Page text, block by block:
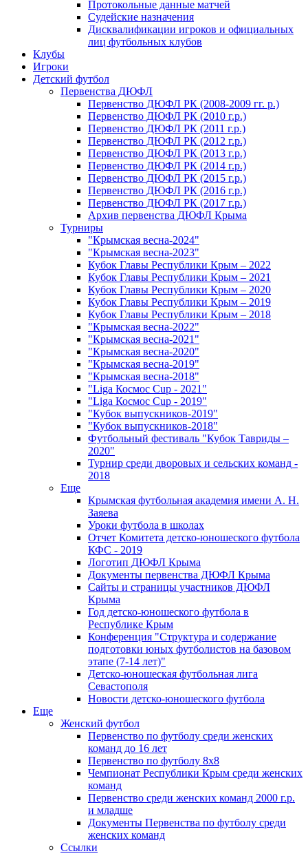
Протокольные данные матчей
Судейские назначения
Дисквалификации игроков и официальных
лиц футбольных клубов
Клубы
Игроки
Детский футбол
Первенства ДЮФЛ
Первенство ДЮФЛ РК (2008-2009 гг. р.)
Первенство ДЮФЛ РК (2010 г.р.)
Первенство ДЮФЛ РК (2011 г.р.)
Первенство ДЮФЛ РК (2012 г.р.)
Первенство ДЮФЛ РК (2013 г.р.)
Первенство ДЮФЛ РК (2014 г.р.)
Первенство ДЮФЛ РК (2015 г.р.)
Первенство ДЮФЛ РК (2016 г.р.)
Первенство ДЮФЛ РК (2017 г.р.)
Архив первенства ДЮФЛ Крыма
Турниры
"Крымская весна-2024"
"Крымская весна-2023"
Кубок Главы Республики Крым – 2022
Кубок Главы Республики Крым – 2021
Кубок Главы Республики Крым – 2020
Кубок Главы Республики Крым – 2019
Кубок Главы Республики Крым – 2018
"Крымская весна-2022"
"Крымская весна-2021"
"Крымская весна-2020"
"Крымская весна-2019"
"Крымская весна-2018"
"Liga Космос Cup - 2021"
"Liga Космос Cup - 2019"
"Кубок выпускников-2019"
"Кубок выпускников-2018"
Футбольный фестиваль "Кубок Тавриды –
2020"
Турнир среди дворовых и сельских команд -
2018
Еще
Крымская футбольная академия имени А. Н.
Заяева
Уроки футбола в школах
Отчет Комитета детско-юношеского футбола
КФС - 2019
Логотип ДЮФЛ Крыма
Документы первенства ДЮФЛ Крыма
Сайты и страницы участников ДЮФЛ
Крыма
Год детско-юношеского футбола в
Республике Крым
Конференция "Структура и содержание
подготовки юных футболистов на базовом
этапе (7-14 лет)"
Детско-юношеская футбольная лига
Севастополя
Новости детско-юношеского футбола
Еще
Женский футбол
Первенство по футболу среди женских
команд до 16 лет
Первенство по футболу 8х8
Чемпионат Республики Крым среди женских
команд
Первенство среди женских команд 2000 г.р.
и младше
Документы Первенства по футболу среди
женских команд
Ссылки